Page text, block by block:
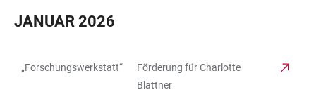
JANUAR 2026
„Forschungswerkstatt“
Förderung für Charlotte
Blattner